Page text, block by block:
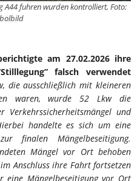
A44 fuhren wurden kontrolliert, Foto:
am 27.02.2026 ihre
falsch verwendet
die ausschließlich mit kleineren
waren, wurde 52 Lkw die
Verkehrssicherheitsmängel und
handelte es sich um eine
finalen Mängelbeseitigung.
Mängel vor Ort behoben
Anschluss ihre Fahrt fortsetzen
eine Mängelbeseitigung vor Ort